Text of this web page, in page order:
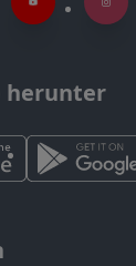
herunter